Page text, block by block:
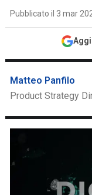
Pubblicato il 3 mar
Matteo Panfilo
Product Strategy